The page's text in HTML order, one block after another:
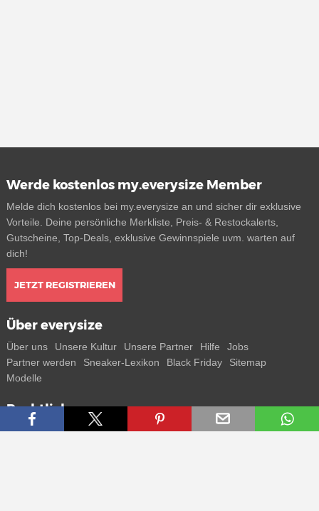
Werde kostenlos my.everysize Member
Melde dich kostenlos bei my.everysize an und sicher dir exklusive
Vorteile. Deine persönliche Merkliste, Preis- & Restockalerts,
Gutscheine, Top-Deals, exklusive Gewinnspiele uvm. warten auf
dich!
JETZT REGISTRIEREN
Über everysize
Über uns Unsere Kultur Unsere Partner Hilfe
Jobs
Partner werden
Sneaker-Lexikon Black Friday
Sitemap
Modelle
Rechtliches
AGB Datenschutz Impressum Kontakt